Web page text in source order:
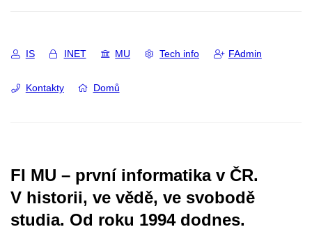
IS INET MU Tech info FAdmin
Kontakty Domů
FI MU – první informatika v ČR.
V historii, ve vědě, ve svobodě
studia. Od roku 1994 dodnes.